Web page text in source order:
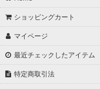
ショッピングカート
マイページ
最近チェックしたアイテム
特定商取引法